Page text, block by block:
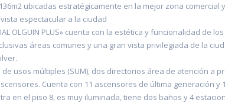
ubicadas estratégicamente en la mejor zona
espectacular a la ciudad
OLGUIN PLUS» cuenta con la estética y funcionalidad
áreas comunes y una gran vista privilegiada de la
de usos múltiples (SUM), dos directorios área de atención a
Cuenta con 11 ascensores de última generación y
en el piso 8, es muy iluminada, tiene dos baños y 4